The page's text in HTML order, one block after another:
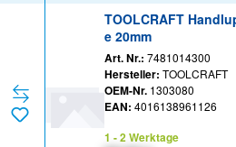
TOOLCRAFT
e 20mm
Art. Nr.: 7481014300
Hersteller: TOOLCRAFT
OEM-Nr. 1303080
EAN: 4016138961126
1 - 2 Werktage